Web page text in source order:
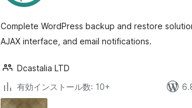
Complete WordPress backup and restore
AJAX interface, and email notifications.
Dcastalia LTD
有効インストール数: 10+